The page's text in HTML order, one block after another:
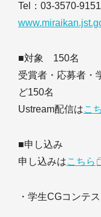
Tel：03-3570-9151
■対象 150名
受賞者・応募者・
ど150名
Ustream配信はこ
■申し込み
申し込みはこちら
・学生CGコンテ